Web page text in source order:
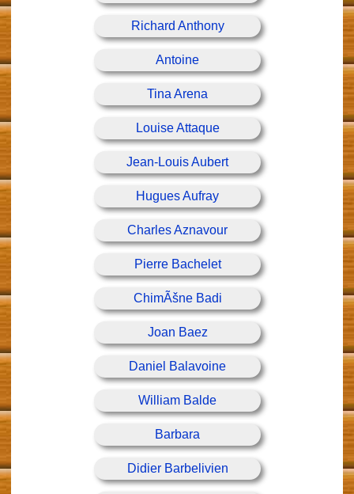
Richard Anthony
Antoine
Tina Arena
Louise Attaque
Jean-Louis Aubert
Hugues Aufray
Charles Aznavour
Pierre Bachelet
ChimÃšne Badi
Joan Baez
Daniel Balavoine
William Balde
Barbara
Didier Barbelivien